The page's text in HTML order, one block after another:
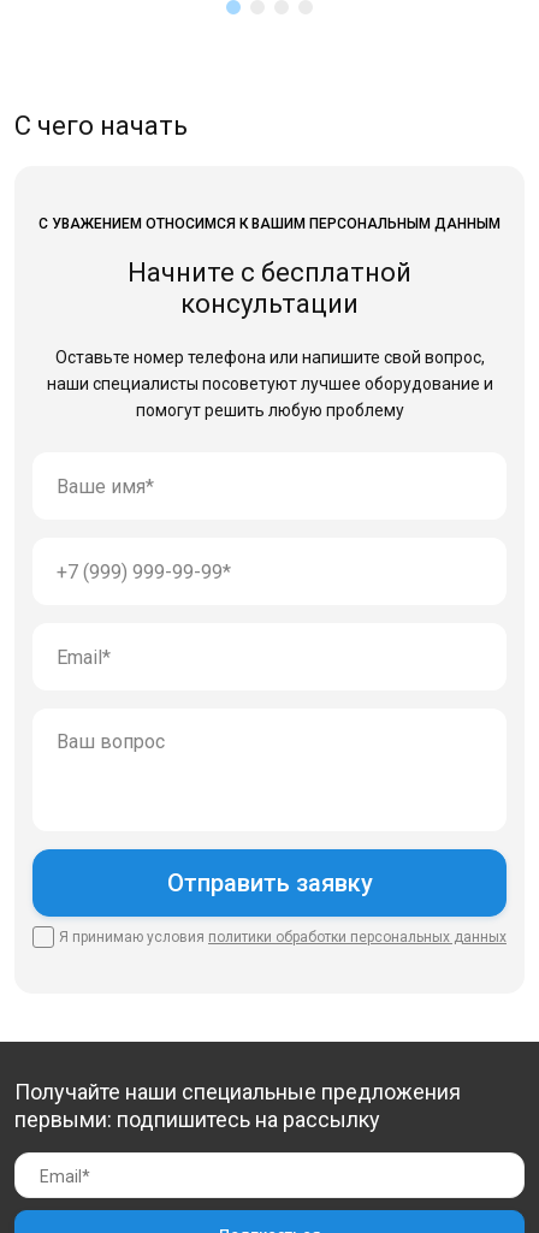
С чего начать
С УВАЖЕНИЕМ ОТНОСИМСЯ К ВАШИМ ПЕРСОНАЛЬНЫМ ДАННЫМ
Начните с бесплатной
консультации
Оставьте номер телефона или напишите свой вопрос,
наши специалисты посоветуют лучшее оборудование и
помогут решить любую проблему
Я принимаю условия политики обработки персональных данных
Получайте наши специальные предложения
первыми: подпишитесь на рассылку